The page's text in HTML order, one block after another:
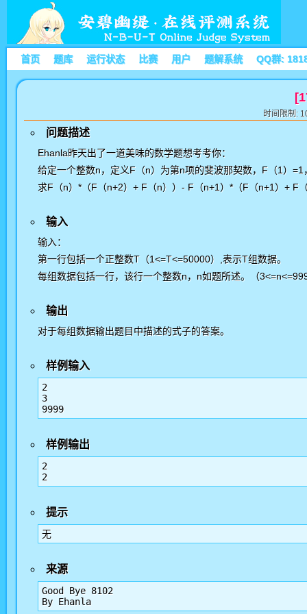
首页 题库 运行状态 比赛 用户 题解系统 QQ群:
时间限制:
问题描述
Ehanla昨天出了一道美味的数学题想考考你：
给定一个整数n，定义F（n）为第n项的斐波那契数，F（1）
求F（n）*（F（n+2）+ F（n））- F（n+1）*（F（n+1）+ F
输入
输入：
第一行包括一个正整数T（1<=T<=50000）,表示T组数据。
每组数据包括一行，该行一个整数n，n如题所述。（
输出
对于每组数据输出题目中描述的式子的答案。
样例输入
2
3
9999
样例输出
2
2
提示
无
来源
Good Bye 8102
By Ehanla